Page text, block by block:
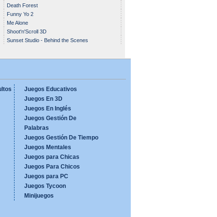
Death Forest
Funny Yo 2
Me Alone
Shoot'n'Scroll 3D
Sunset Studio - Behind the Scenes
Juegos Educativos
Juegos En 3D
Juegos En Inglés
Juegos Gestión De
Palabras
Juegos Gestión De Tiempo
Juegos Mentales
Juegos para Chicas
Juegos Para Chicos
Juegos para PC
Juegos Tycoon
Minijuegos